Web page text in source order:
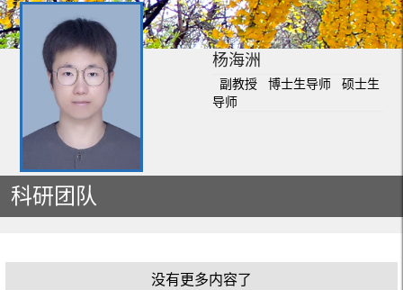
杨海洲
副教授 博士生导师 硕士生
导师
科研团队
没有更多内容了